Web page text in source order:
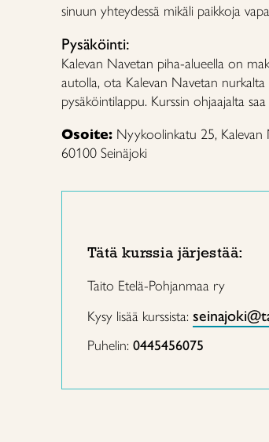
sinuun yhteydessä mikäli paikkoja
Pysäköinti:
Kalevan Navetan piha-alueella on
autolla, ota Kalevan Navetan
pysäköintilappu. Kurssin ohjaajalta
Osoite: Nyykoolinkatu 25, Kalevan
60100 Seinäjoki
Tätä kurssia järjestää:
Taito Etelä-Pohjanmaa ry
Kysy lisää kurssista:
Puhelin: 0445456075